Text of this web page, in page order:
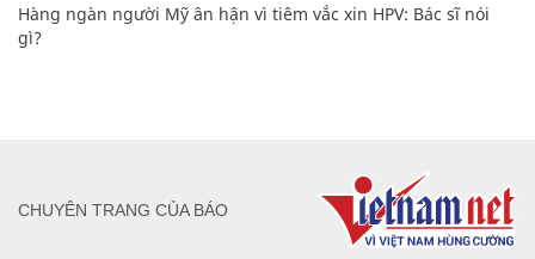
Hàng ngàn người Mỹ ân hận vì tiêm vắc xin HPV: Bác sĩ nói
gì?
CHUYÊN TRANG CỦA BÁO